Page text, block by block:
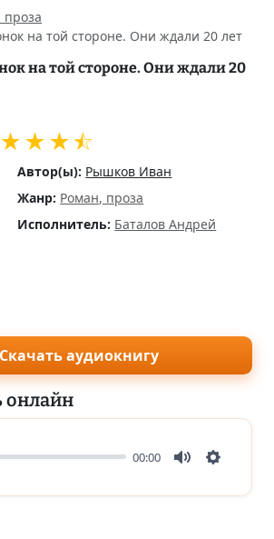
проза
на той стороне. Они ждали 20 лет
на той стороне. Они ждали 20
★★★⯪
Автор(ы): Рышков Иван
Жанр: Роман, проза
Исполнитель: Баталов Андрей
Скачать аудиокнигу
онлайн
00:00